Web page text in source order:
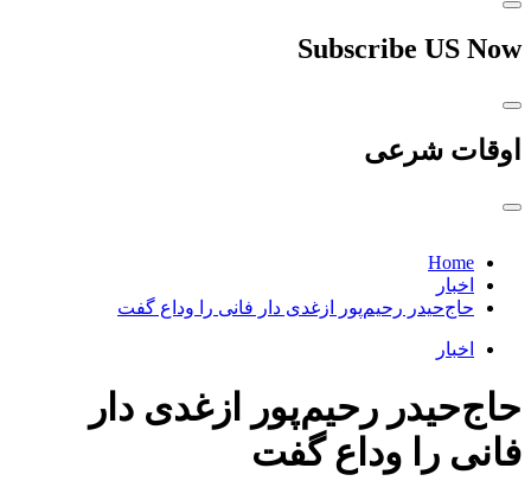
Subscribe US Now
اوقات شرعی
Home
اخبار
حاج‌حیدر رحیم‌پور ازغدی دار فانی را وداع گفت
اخبار
حاج‌حیدر رحیم‌پور ازغدی دار
فانی را وداع گفت